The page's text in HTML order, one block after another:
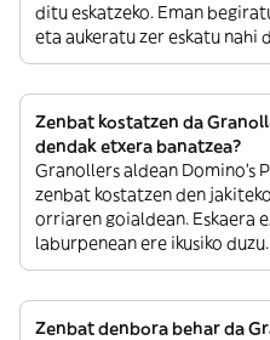
ditu eskatzeko. Eman
eta aukeratu zer eskatu nahi
Zenbat kostatzen da
dendak etxera banatzea?
Granollers aldean Domino's
zenbat kostatzen den
orriaren goialdean. Eskaera
laburpenean ere ikusiko duzu.
Zenbat denbora behar da